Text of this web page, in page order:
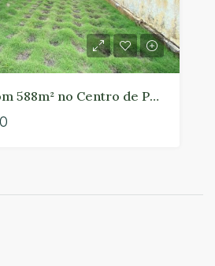
Vendo casa com 588m² no Centro de Paracuru